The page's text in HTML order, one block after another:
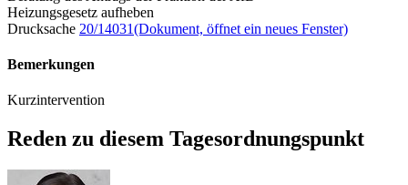
Heizungsgesetz aufheben
Drucksache 20/14031(Dokument, öffnet ein neues Fenster)
Bemerkungen
Kurzintervention
Reden zu diesem Tagesordnungspunkt